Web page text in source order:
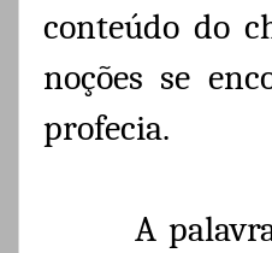
conteúdo do
noções se
profecia.
A